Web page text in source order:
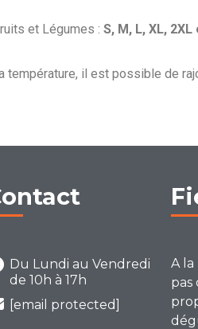
et Légumes : S, M, L, XL, 2XL
il est possible de
Du Lundi au Vendredi
de 10h à 17h
[email protected]
A
pas